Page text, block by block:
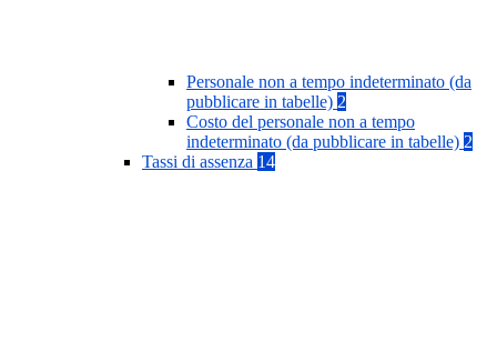
Personale non a tempo indeterminato (da
pubblicare in tabelle) 2
Costo del personale non a tempo
indeterminato (da pubblicare in tabelle) 2
Tassi di assenza 14